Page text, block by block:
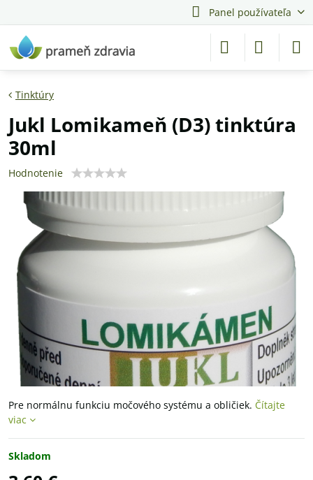
Panel používateľa
Tinktúry
Jukl Lomikameň (D3) tinktúra
30ml
Hodnotenie
Pre normálnu funkciu močového systému a obličiek. Čítajte
viac
Skladom